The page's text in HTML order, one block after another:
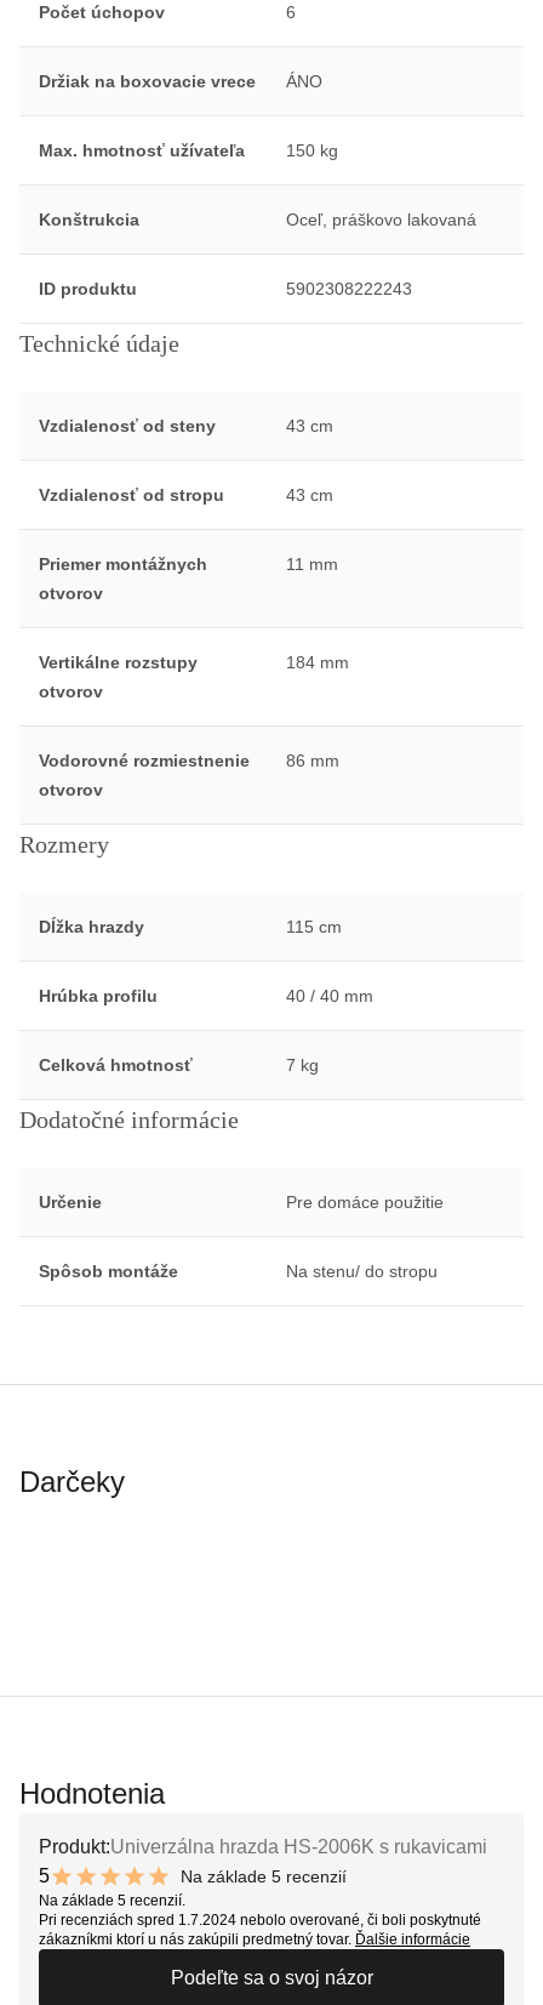
Počet úchopov 6
Držiak na boxovacie vrece ÁNO
Max. hmotnosť užívateľa 150 kg
Konštrukcia Oceľ, práškovo lakovaná
ID produktu 5902308222243
Technické údaje
Vzdialenosť od steny 43 cm
Vzdialenosť od stropu 43 cm
Priemer montážnych
otvorov
11 mm
Vertikálne rozstupy
otvorov
184 mm
Vodorovné rozmiestnenie
otvorov
86 mm
Rozmery
Dĺžka hrazdy 115 cm
Hrúbka profilu 40 / 40 mm
Celková hmotnosť 7 kg
Dodatočné informácie
Určenie Pre domáce použitie
Spôsob montáže Na stenu/ do stropu
Darčeky
Hodnotenia
Produkt:Univerzálna hrazda HS-2006K s rukavicami
5
10 out of 10 stars
Na základe 5 recenzií
Na základe 5 recenzií.
Pri recenziách spred 1.7.2024 nebolo overované, či boli poskytnuté
zákazníkmi ktorí u nás zakúpili predmetný tovar. Ďalšie informácie
Podeľte sa o svoj názor